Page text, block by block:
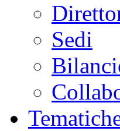
Sedi